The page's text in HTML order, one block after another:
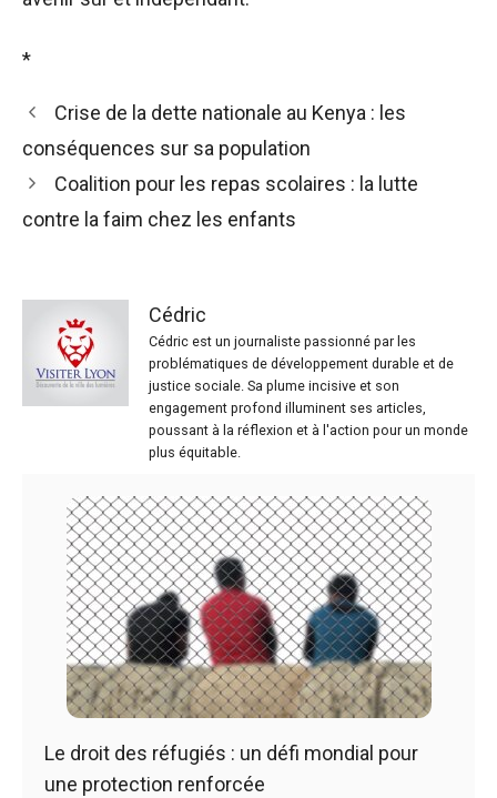
*
Crise de la dette nationale au Kenya : les
conséquences sur sa population
Coalition pour les repas scolaires : la lutte
contre la faim chez les enfants
Cédric
Cédric est un journaliste passionné par les
problématiques de développement durable et de
justice sociale. Sa plume incisive et son
engagement profond illuminent ses articles,
poussant à la réflexion et à l'action pour un monde
plus équitable.
Le droit des réfugiés : un défi mondial pour
une protection renforcée